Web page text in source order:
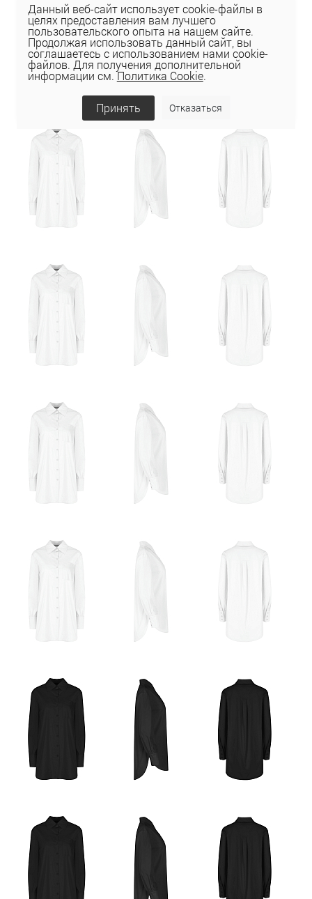
Данный веб-сайт использует cookie-файлы в
целях предоставления вам лучшего
пользовательского опыта на нашем сайте.
Продолжая использовать данный сайт, вы
соглашаетесь с использованием нами cookie-
файлов. Для получения дополнительной
информации см.Политика Cookie.
Принять Отказаться